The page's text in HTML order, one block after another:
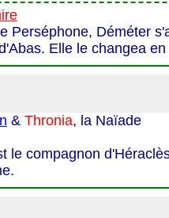
Perséphone, Déméter
Elle le changea
& Thronia, la Naïade
le compagnon